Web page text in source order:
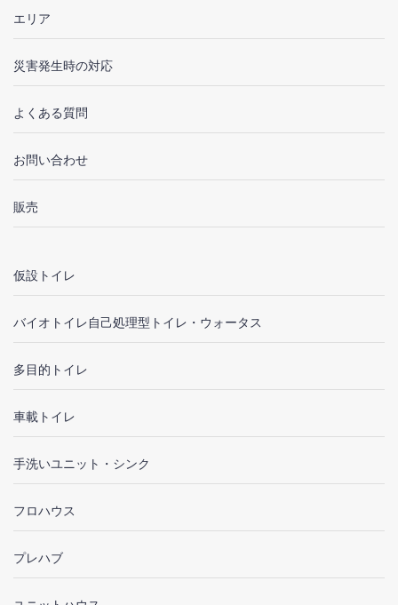
エリア
災害発生時の対応
よくある質問
お問い合わせ
販売
仮設トイレ
バイオトイレ自己処理型トイレ・ウォータス
多目的トイレ
車載トイレ
手洗いユニット・シンク
フロハウス
プレハブ